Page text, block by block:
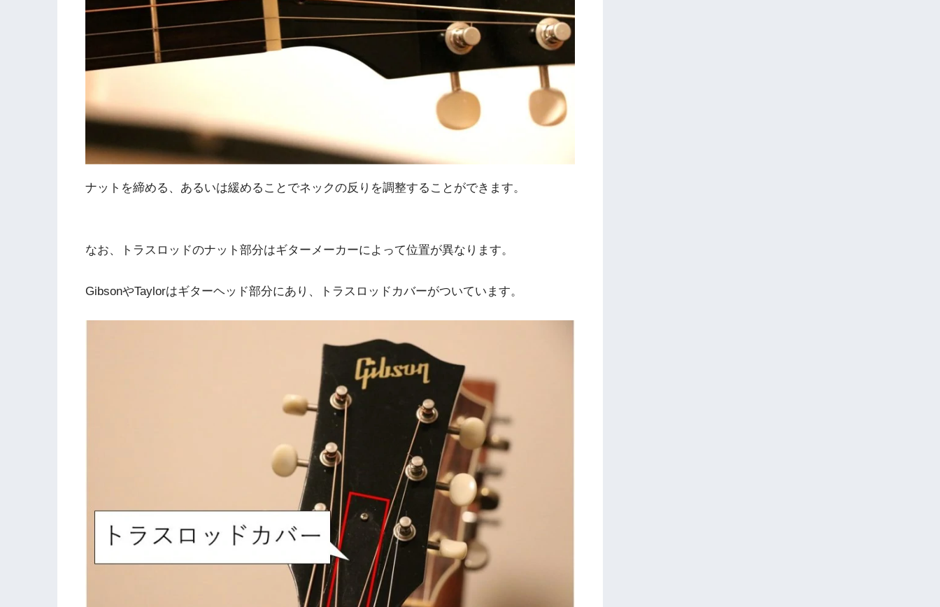
ナットを締める、あるいは緩めることでネックの反りを調整することができます。
なお、トラスロッドのナット部分はギターメーカーによって位置が異なります。
GibsonやTaylorはギターヘッド部分にあり、トラスロッドカバーがついています。